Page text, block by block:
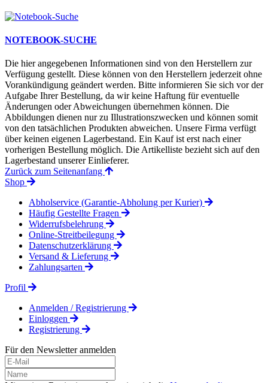
NOTEBOOK-SUCHE
Die hier angegebenen Informationen sind von den Herstellern zur
Verfügung gestellt. Diese können von den Herstellern jederzeit ohne
Vorankündigung geändert werden. Bitte informieren Sie sich vor der
Aufgabe Ihrer Bestellung, da wir keine Haftung für eventuelle
Änderungen oder Abweichungen übernehmen können. Die
Abbildungen dienen nur zu Illustrationszwecken und können somit
von den tatsächlichen Produkten abweichen. Unsere Firma verfügt
über keinen eigenen Lagerbestand. Ein Kauf ist erst nach einer
vorherigen Bestellung möglich. Die Artikelliste bezieht sich auf den
Lagerbestand unserer Einlieferer.
Zurück zum Seitenanfang
Shop
Abholservice (Garantie-Abholung per Kurier)
Häufig Gestellte Fragen
Widerrufsbelehrung
Online-Streitbeilegung
Datenschutzerklärung
Versand & Lieferung
Zahlungsarten
Profil
Anmelden / Registrierung
Einloggen
Registrierung
Für den Newsletter anmelden